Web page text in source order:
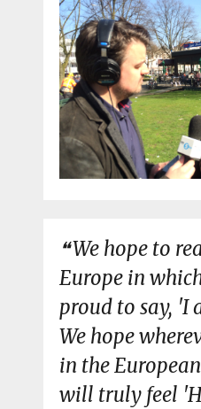
We hope to
Europe in
proud to say, 'I
We hope
in the
will truly feel